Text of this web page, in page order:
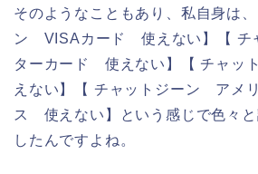
そのようなこともあり、私自身は
ン VISAカード 使えない】【 チ
ターカード 使えない】【 チャ
えない】【 チャットジーン アメ
ス 使えない】という感じで色々と
したんですよね。